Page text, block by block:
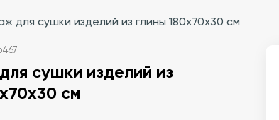
для сушки изделий из глины 180х70х30 см
сушки изделий из
см